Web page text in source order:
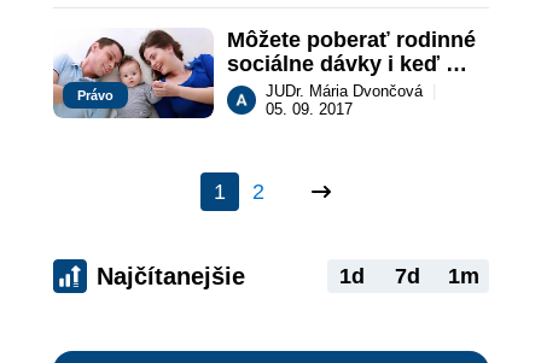
Právo
Môžete poberať rodinné
sociálne dávky i keď
žijete v zahraničí?
JUDr. Mária Dvončová
05. 09. 2017
1 2
Najčítanejšie 1d 7d 1m